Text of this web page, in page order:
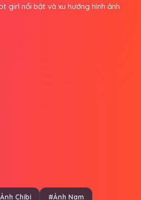
girl nổi bật và xu hướng hình ảnh
Chibi #Ảnh Nam